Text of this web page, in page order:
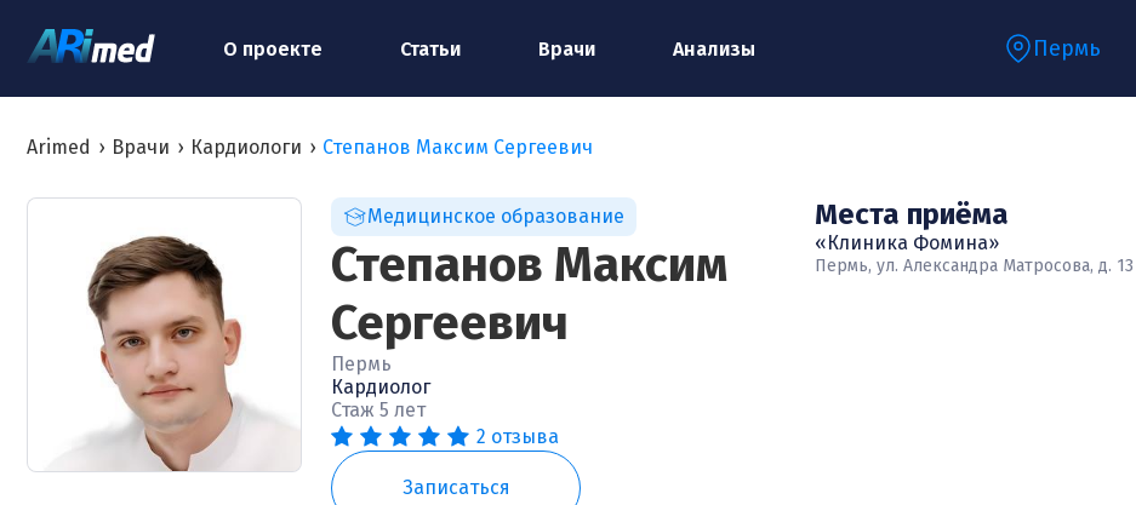
О проекте Статьи Врачи Анализы Пермь
Arimed › Врачи › Кардиологи › Степанов Максим Сергеевич
Медицинское образование
Степанов Максим
Сергеевич
Пермь
Кардиолог
Стаж 5 лет
2 отзыва
Записаться
Места приёма
«Клиника Фомина»
Пермь, ул. Александра Матросова, д. 13
×
Запишитесь на консультацию к
специалисту
Ваш e-mail:*